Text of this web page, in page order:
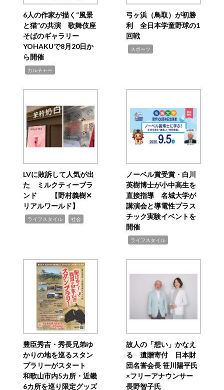
6人の作家が描く“風景
と猫”の共演 歌舞伎座
そばのギャラリー
YOHAKUで8月20日か
ら開催
カルチャー
弓ヶ浜（鳥取）が初勝
利 全日本学童野球の1
回戦
スポーツ
LVに敗訴して人気が出
た ミルクティーブラ
ンド 【野村義樹✕
リアルワールド】
ライフスタイル 社会
ノーベル賞受賞・白川
英樹博士が小中高生を
直接指導 名城大学が
講演会と導電性プラス
チック実験イベントを
開催
ライフスタイル
豊臣秀吉・秀長兄弟ゆ
かりの地を巡るスタン
プラリーがスタート
和歌山市内5カ所・近畿
6カ所を巡り限定グッズ
故人の「想い」かなえ
る 遺贈寄付 日本財
団名誉会長 笹川陽平氏
×フリーアナウンサー
長野智子氏